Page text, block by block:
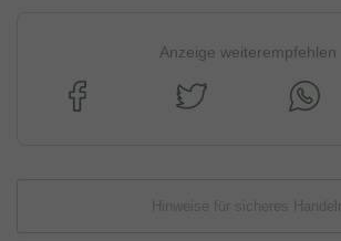
Anzeige weiterempfehlen
Hinweise für sicheres Handeln